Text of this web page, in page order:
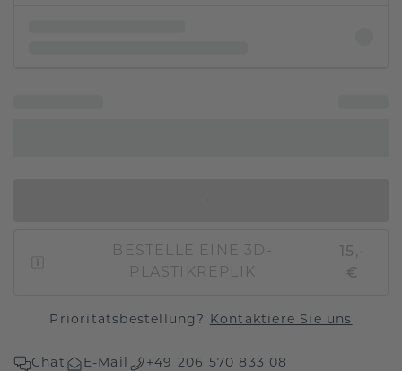
BESTELLE EINE 3D-
PLASTIKREPLIK
15,-
€
Prioritätsbestellung? Kontaktiere Sie uns
Chat E-Mail +49 206 570 833 08